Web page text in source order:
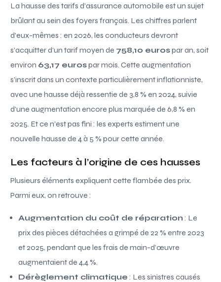
La hausse des tarifs d’assurance automobile est un sujet
brûlant au sein des foyers français. Les chiffres parlent
d’eux-mêmes : en 2026, les conducteurs devront
s’acquitter d’un tarif moyen de 758,10 eurospar an, soit
environ 63,17 eurospar mois. Cette augmentation
s’inscrit dans un contexte particulièrement inflationniste,
avec une hausse déjà ressentie de 3,8 % en 2024, suivie
d’une augmentation encore plus marquée de 6,8 % en
2025. Et ce n’est pas fini : les experts estiment une
nouvelle hausse de 4 à 5 % pour cette année.
Les facteurs à l’origine de ces hausses
Plusieurs éléments expliquent cette flambée des prix.
Parmi eux, on retrouve :
Augmentation du coût de réparation : Le
prix des pièces détachées a grimpé de 22 % entre 2023
et 2025, pendant que les frais de main-d’œuvre
augmentaient de 4,4 %.
Dérèglement climatique : Les sinistres causés